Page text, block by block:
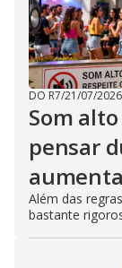
DO R7/21/07/2026
Som
pensar
Além das
bastante